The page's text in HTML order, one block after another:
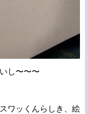
し〜〜〜
ワッくんらしき、絵